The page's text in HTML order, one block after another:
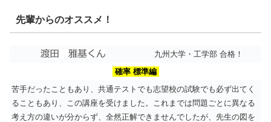
先輩からのオススメ！
九州大学・工学部 合格！
確率 標準編
苦手だったこともあり、共通テストでも志望校の試験でも必ず出てく
ることもあり、この講座を受けました。これまでは問題ごとに異なる
考え方の違いが分からず、全然正解できませんでしたが、先生の図を